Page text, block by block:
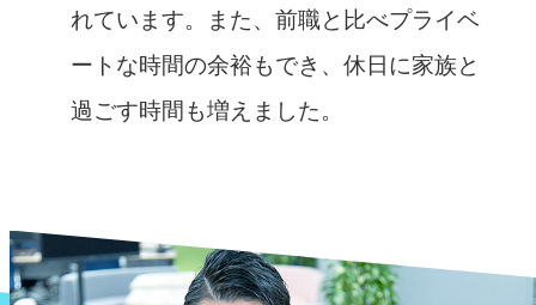
れています。また、前職と比べプライベ
ートな時間の余裕もでき、休日に家族と
過ごす時間も増えました。